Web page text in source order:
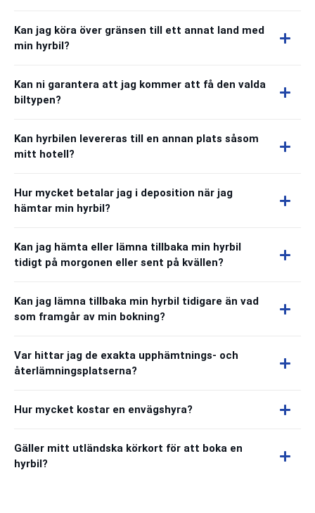
Kan jag köra över gränsen till ett annat land med
min hyrbil?
Kan ni garantera att jag kommer att få den valda
biltypen?
Kan hyrbilen levereras till en annan plats såsom
mitt hotell?
Hur mycket betalar jag i deposition när jag
hämtar min hyrbil?
Kan jag hämta eller lämna tillbaka min hyrbil
tidigt på morgonen eller sent på kvällen?
Kan jag lämna tillbaka min hyrbil tidigare än vad
som framgår av min bokning?
Var hittar jag de exakta upphämtnings- och
återlämningsplatserna?
Hur mycket kostar en envägshyra?
Gäller mitt utländska körkort för att boka en
hyrbil?